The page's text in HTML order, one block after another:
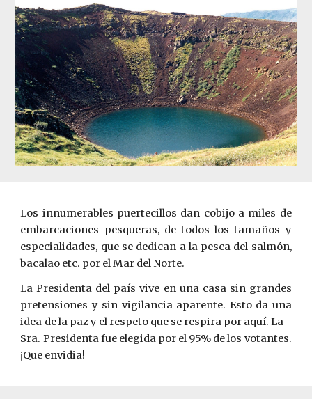
Los innumerables puertecillos dan cobijo a miles de
embarcaciones pesqueras, de todos los tamaños y
especialidades, que se dedican a la pesca del salmón,
bacalao etc. por el Mar del Norte.
La Presidenta del país vive en una casa sin grandes
pretensiones y sin vigilancia aparente. Esto da una
idea de la paz y el respeto que se respira por aquí. La ­
Sra. Presidenta fue elegida por el 95% de los votantes.
¡Que envidia!